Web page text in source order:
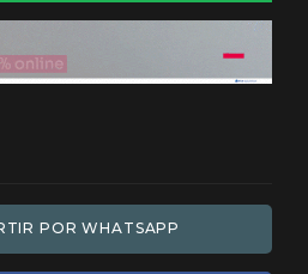
POR WHATSAPP